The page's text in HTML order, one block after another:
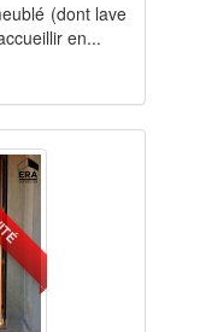
(dont lave
en...